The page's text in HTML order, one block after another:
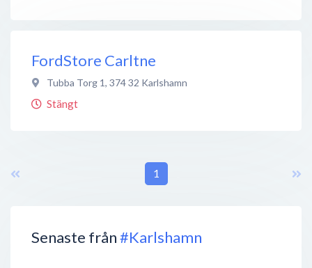
Senaste från#Karlshamn
FordStore Carltne
Tubba Torg 1, 374 32 Karlshamn
Stängt
1